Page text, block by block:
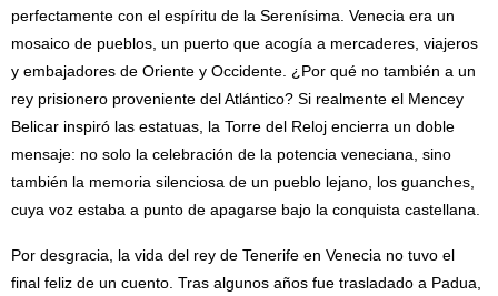
perfectamente con el espíritu de la Serenísima. Venecia era un
mosaico de pueblos, un puerto que acogía a mercaderes, viajeros
y embajadores de Oriente y Occidente. ¿Por qué no también a un
rey prisionero proveniente del Atlántico? Si realmente el Mencey
Belicar inspiró las estatuas, la Torre del Reloj encierra un doble
mensaje: no solo la celebración de la potencia veneciana, sino
también la memoria silenciosa de un pueblo lejano, los guanches,
cuya voz estaba a punto de apagarse bajo la conquista castellana.
Por desgracia, la vida del rey de Tenerife en Venecia no tuvo el
final feliz de un cuento. Tras algunos años fue trasladado a Padua,